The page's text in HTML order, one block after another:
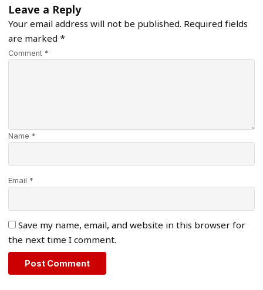
Leave a Reply
Your email address will not be published. Required fields
are marked *
Comment *
Name *
Email *
Save my name, email, and website in this browser for
the next time I comment.